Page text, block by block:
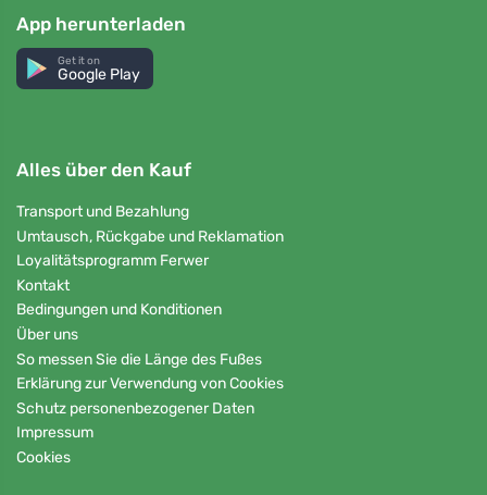
App herunterladen
Get it on
Google Play
Alles über den Kauf
Transport und Bezahlung
Umtausch, Rückgabe und Reklamation
Loyalitätsprogramm Ferwer
Kontakt
Bedingungen und Konditionen
Über uns
So messen Sie die Länge des Fußes
Erklärung zur Verwendung von Cookies
Schutz personenbezogener Daten
Impressum
Cookies